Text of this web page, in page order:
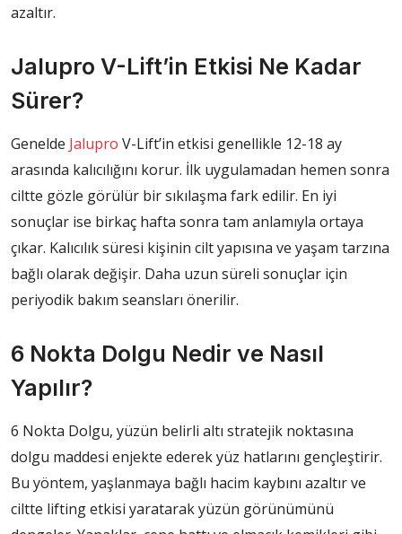
azaltır.
Jalupro V-Lift’in Etkisi Ne Kadar
Sürer?
Genelde Jalupro V-Lift’in etkisi genellikle 12-18 ay
arasında kalıcılığını korur. İlk uygulamadan hemen sonra
ciltte gözle görülür bir sıkılaşma fark edilir. En iyi
sonuçlar ise birkaç hafta sonra tam anlamıyla ortaya
çıkar. Kalıcılık süresi kişinin cilt yapısına ve yaşam tarzına
bağlı olarak değişir. Daha uzun süreli sonuçlar için
periyodik bakım seansları önerilir.
6 Nokta Dolgu Nedir ve Nasıl
Yapılır?
6 Nokta Dolgu, yüzün belirli altı stratejik noktasına
dolgu maddesi enjekte ederek yüz hatlarını gençleştirir.
Bu yöntem, yaşlanmaya bağlı hacim kaybını azaltır ve
ciltte lifting etkisi yaratarak yüzün görünümünü